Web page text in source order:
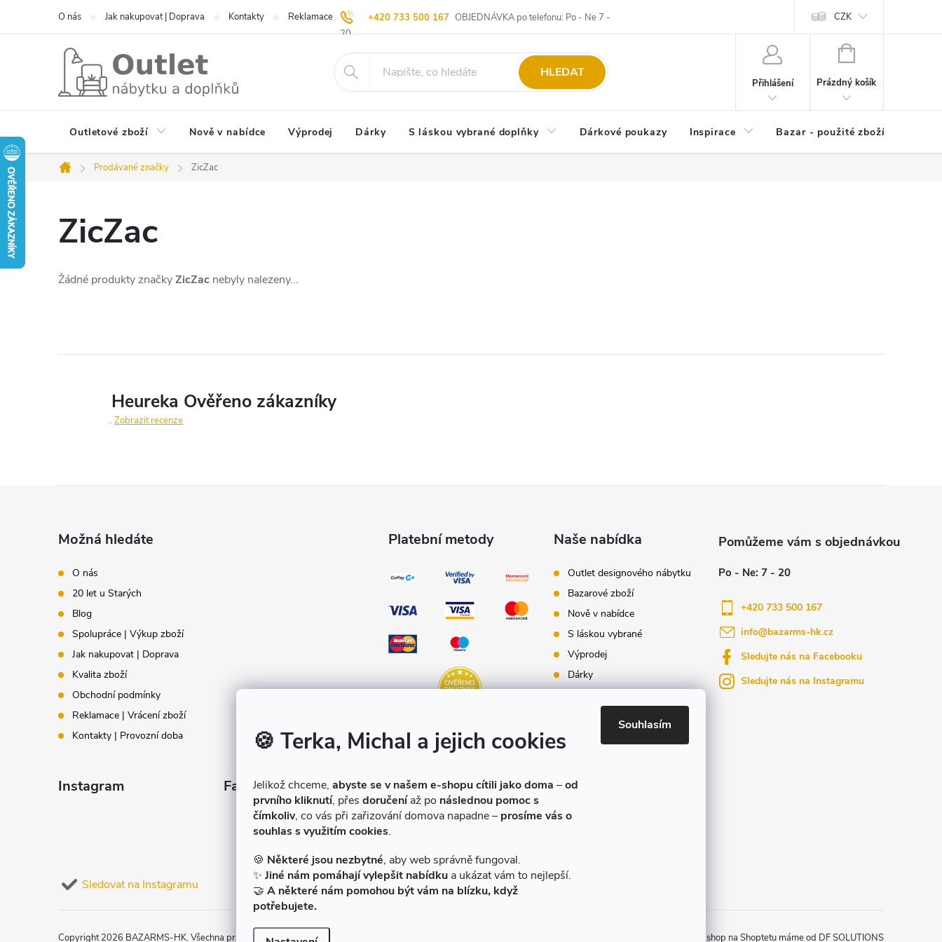
+420 733 500 167 OBJEDNÁVKA po telefonu: Po - Ne 7 -
20
🍪 Terka, Michal a jejich cookies
Jelikož chceme, abyste se v našem e-shopu cítili jako doma –od
prvního kliknutí, přes doručeníaž po následnou pomoc s
čímkoliv, co vás při zařizování domova napadne – prosíme vás o
souhlas s využitím cookies.
🍪 Některé jsou nezbytné, aby web správně fungoval.
✨ Jiné nám pomáhají vylepšit nabídku a ukázat vám to nejlepší.
🤝 A některé nám pomohou být vám na blízku, když
potřebujete.
Souhlasím
O nás Jak nakupovat | Doprava Kontakty Reklamace | Vrácení zboží Blog 20 let u Starých Komisní prodej | Výkup zboží Kvalita zboží Spolupráce |
CZK
HLEDAT
Přihlášení
NÁKUPNÍ
Prázdný košík
Outletové zboží Nově v nabídce Výprodej Dárky S láskou vybrané doplňky Dárkové poukazy Inspirace Bazar - použité zboží
Domů
Prodávané značky ZicZac
ZicZac
Žádné produkty značkyZicZac nebyly nalezeny...
Zobrazit recenze
Možná hledáte
O nás
20 let u Starých
Blog
Spolupráce | Výkup zboží
Jak nakupovat | Doprava
Kvalita zboží
Obchodní podmínky
Reklamace | Vrácení zboží
Kontakty | Provozní doba
Platební metody Naše nabídka
Outlet designového nábytku
Bazarové zboží
Nově v nabídce
S láskou vybrané
Výprodej
Dárky
e-shopu
info@bazarms-hk.cz
+420 733 500 167
Sledujte nás na Facebooku
Sledujte nás na Instagramu
Instagram
Sledovat na Instagramu
Facebook
Zprovozněný e-shop na Shoptetu máme od DF SOLUTIONS
Copyright 2026 BAZARMS-HK. Všechna práva vyhrazena.